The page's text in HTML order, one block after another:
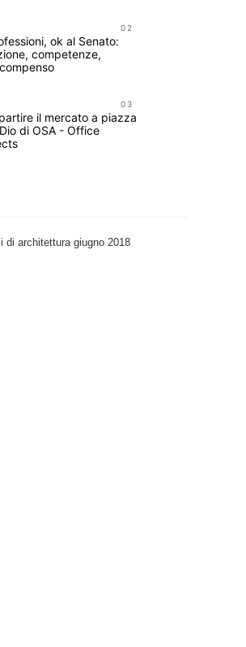
02
ok al Senato:
competenze,
03
il mercato a piazza
di OSA - Office
di architettura giugno 2018